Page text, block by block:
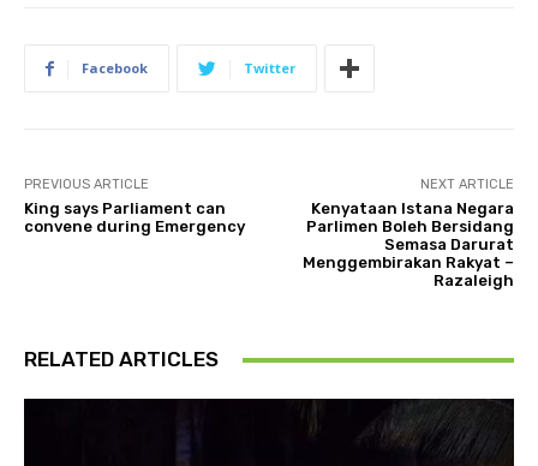
Facebook Twitter
PREVIOUS ARTICLE
King says Parliament can
convene during Emergency
NEXT ARTICLE
Kenyataan Istana Negara
Parlimen Boleh Bersidang
Semasa Darurat
Menggembirakan Rakyat –
Razaleigh
RELATED ARTICLES